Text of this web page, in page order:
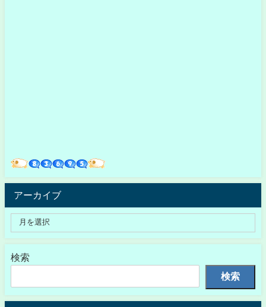
アーカイブ
検索
検索